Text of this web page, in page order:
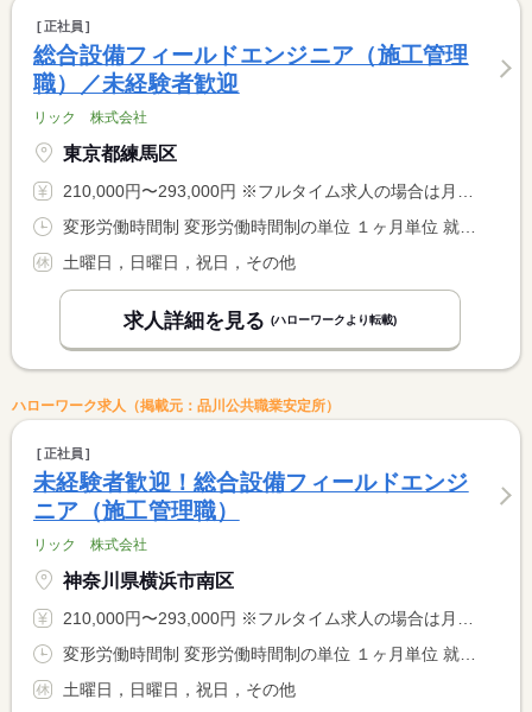
正社員
総合設備フィールドエンジニア（施工管理
職）／未経験者歓迎
リック 株式会社
東京都練馬区
210,000円〜293,000円 ※フルタイム求人の場合は月額（換算額）、パート求人の場合は時間額を表示しています。
土曜日，日曜日，祝日，その他
求人詳細を見る (ハローワークより転載)
ハローワーク求人（掲載元：品川公共職業安定所）
正社員
未経験者歓迎！総合設備フィールドエンジ
ニア（施工管理職）
リック 株式会社
神奈川県横浜市南区
210,000円〜293,000円 ※フルタイム求人の場合は月額（換算額）、パート求人の場合は時間額を表示しています。
土曜日，日曜日，祝日，その他